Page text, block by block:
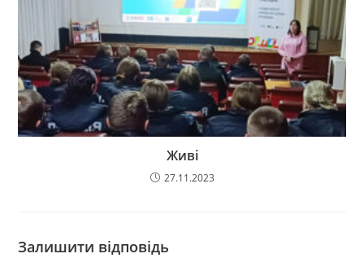
Живі
27.11.2023
Залишити відповідь